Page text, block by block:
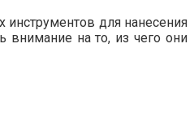
инструментов для нанесения
внимание на то, из чего они